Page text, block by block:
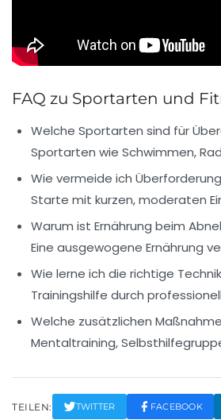
FAQ zu Sportarten und
Welche Sportarten sind für
Sportarten wie Schwimmen,
Wie vermeide ich
Starte mit kurzen, moderaten
Warum ist Ernährung beim
Eine ausgewogene Ernährung
Wie lerne ich die richtige
Trainingshilfe durch
Welche zusätzlichen
Mentaltraining,
TEILEN: TWITTER FACEBOOK